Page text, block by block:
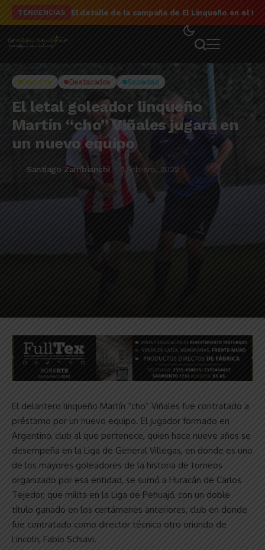
TENDENCIAS El detalle de la campaña de El Linqueño en el
Deporte Destacados Sociedad
El letal goleador linqueño
Martín “cho” Viñales jugará en
un nuevo equipo
Santiago Zambianchi 1 Febrero, 2022
El delantero linqueño Martín “cho” Viñales fue contratado a
préstamo por un nuevo equipo. El jugador formado en
Argentino, club al que pertenece, quien hace nueve años se
desempeña en la Liga de General Villegas, en donde es uno
de los mayores goleadores de la historia de torneos
organizado por esa entidad, se sumó a Huracán de Carlos
Tejedor, que milita en la Liga de Pehuajó, con un doble
título ganado en los certámenes anteriores, club en donde
fue contratado como director técnico otro oriundo de
Lincoln, Fabio Schiavi.